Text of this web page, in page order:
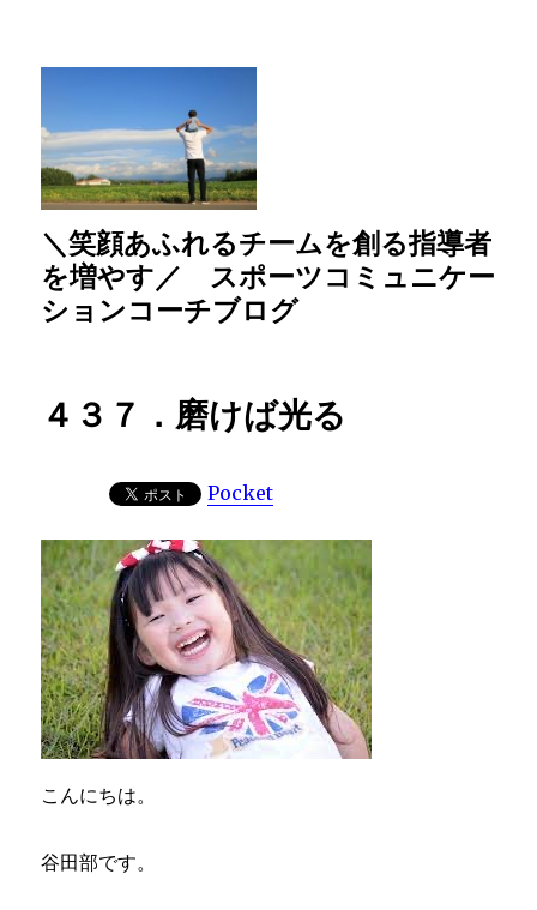
＼笑顔あふれるチームを創る指導者
を増やす／ スポーツコミュニケー
ションコーチブログ
４３７．磨けば光る
Pocket
こんにちは。
谷田部です。